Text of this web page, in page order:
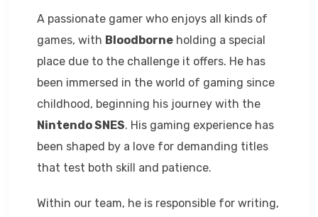
A passionate gamer who enjoys all kinds of
games, with Bloodborne holding a special
place due to the challenge it offers. He has
been immersed in the world of gaming since
childhood, beginning his journey with the
Nintendo SNES. His gaming experience has
been shaped by a love for demanding titles
that test both skill and patience.
Within our team, he is responsible for writing,